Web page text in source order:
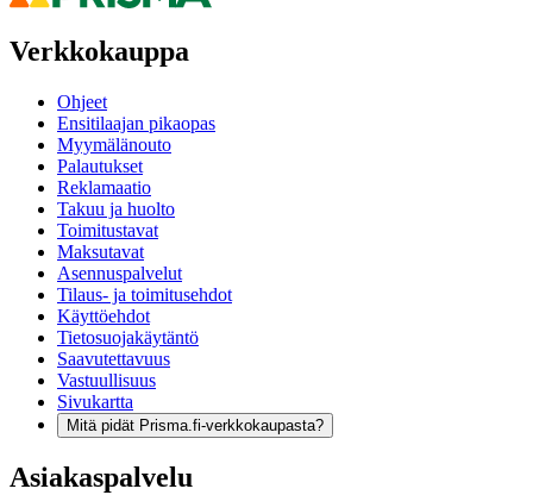
Verkkokauppa
Ohjeet
Ensitilaajan pikaopas
Myymälänouto
Palautukset
Reklamaatio
Takuu ja huolto
Toimitustavat
Maksutavat
Asennuspalvelut
Tilaus- ja toimitusehdot
Käyttöehdot
Tietosuojakäytäntö
Saavutettavuus
Vastuullisuus
Sivukartta
Mitä pidät Prisma.fi-verkkokaupasta?
Asiakaspalvelu